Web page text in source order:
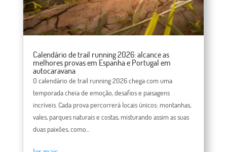
Calendário de trail running 2026: alcance as
melhores provas em Espanha e Portugal em
autocaravana
O calendário de trail running 2026 chega com uma
temporada cheia de emoção, desafios e paisagens
incríveis. Cada prova percorrerá locais únicos: montanhas,
vales, parques naturais e costas, misturando assim as suas
duas paixões, como...